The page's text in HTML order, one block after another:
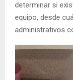
determinar si
equipo, desde
administrativos